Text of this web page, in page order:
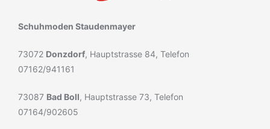
Schuhmoden Staudenmayer
73072 Donzdorf, Hauptstrasse 84, Telefon
07162/941161
73087 Bad Boll, Hauptstrasse 73, Telefon
07164/902605